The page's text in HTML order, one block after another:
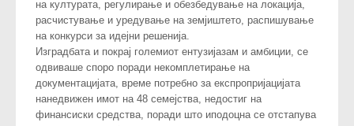
на културата, регулирање и обезбедување на локација,
расчистување и уредување на земјиштето, распишување
на конкурси за идејни решенија.
Изградбата и покрај големиот ентузијазам и амбиции, се
одвиваше споро поради некомплетирање на
документацијата, време потребно за експропријацијата
нанедвижен имот на 48 семејства, недостиг на
финансиски средства, поради што иподоцна се отстапува